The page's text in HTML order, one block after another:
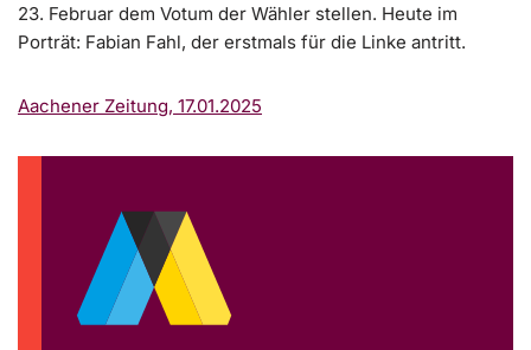
23. Februar dem Votum der Wähler stellen. Heute im
Porträt: Fabian Fahl, der erstmals für die Linke antritt.
Aachener Zeitung, 17.01.2025